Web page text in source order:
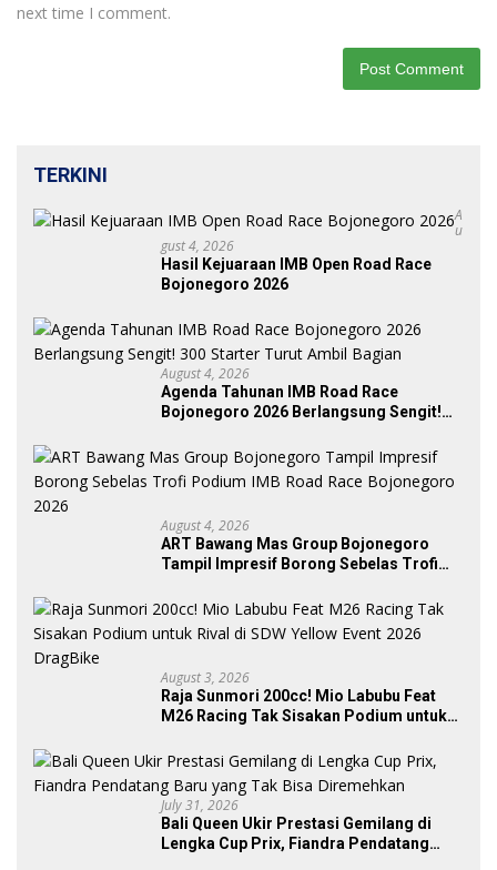
next time I comment.
TERKINI
A
U
Gust 4, 2026
Hasil Kejuaraan IMB Open Road Race
Bojonegoro 2026
August 4, 2026
Agenda Tahunan IMB Road Race
Bojonegoro 2026 Berlangsung Sengit!
August 4, 2026
ART Bawang Mas Group Bojonegoro
Tampil Impresif Borong Sebelas Trofi
2026
August 3, 2026
Raja Sunmori 200cc! Mio Labubu Feat
M26 Racing Tak Sisakan Podium untuk
July 31, 2026
Bali Queen Ukir Prestasi Gemilang di
Lengka Cup Prix, Fiandra Pendatang